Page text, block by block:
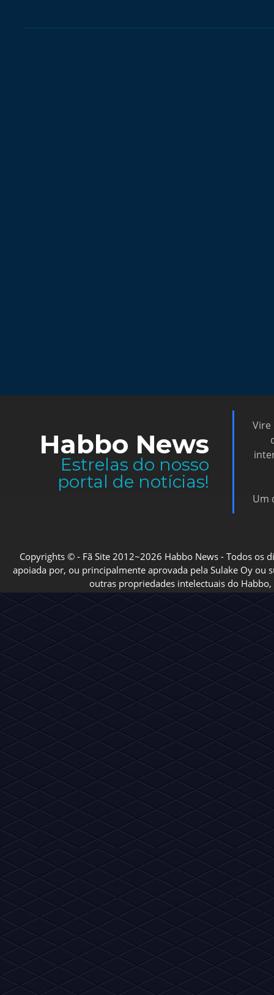
Habbo News
Estrelas do nosso
portal de notícias!
Vire
Um
Copyrights © - Fã Site 2012~2026 Habbo News - Todos os
apoiada por, ou principalmente aprovada pela Sulake Oy ou
outras propriedades intelectuais do